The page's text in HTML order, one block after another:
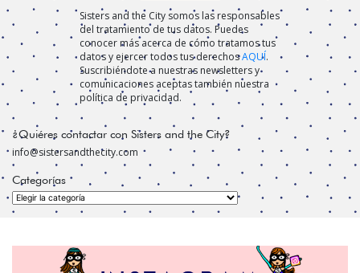
Sisters and the City somos las responsables
del tratamiento de tus datos. Puedes
conocer más acerca de cómo tratamos tus
datos y ejercer todos tus derechosAQUÍ.
Suscribiéndote a nuestras newsletters y
comunicaciones aceptas también nuestra
política de privacidad.
¿Quiéres contactar con Sisters and the City?
info@sistersandthecity.com
Categorías
Categorías